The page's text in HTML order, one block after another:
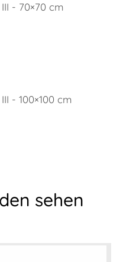
- 70×70 cm
- 100×100 cm
sehen